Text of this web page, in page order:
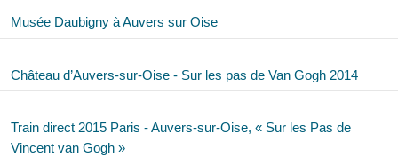
Musée Daubigny à Auvers sur Oise
Château d’Auvers-sur-Oise - Sur les pas de Van Gogh 2014
Train direct 2015 Paris - Auvers-sur-Oise, « Sur les Pas de
Vincent van Gogh »